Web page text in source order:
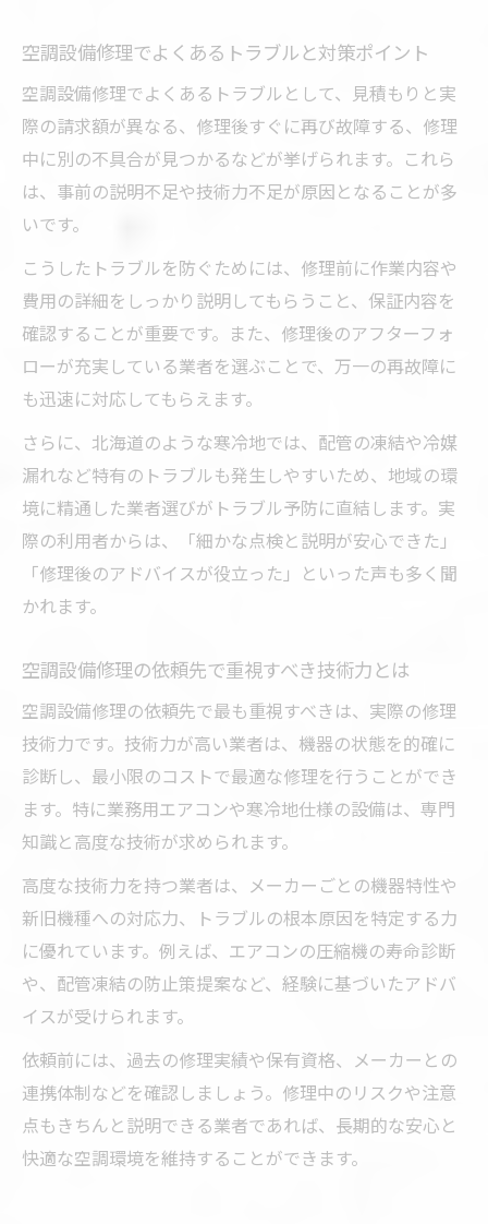
空調設備修理でよくあるトラブルと対策ポイント
空調設備修理でよくあるトラブルとして、見積もりと実
際の請求額が異なる、修理後すぐに再び故障する、修理
中に別の不具合が見つかるなどが挙げられます。これら
は、事前の説明不足や技術力不足が原因となることが多
いです。
こうしたトラブルを防ぐためには、修理前に作業内容や
費用の詳細をしっかり説明してもらうこと、保証内容を
確認することが重要です。また、修理後のアフターフォ
ローが充実している業者を選ぶことで、万一の再故障に
も迅速に対応してもらえます。
さらに、北海道のような寒冷地では、配管の凍結や冷媒
漏れなど特有のトラブルも発生しやすいため、地域の環
境に精通した業者選びがトラブル予防に直結します。実
際の利用者からは、「細かな点検と説明が安心できた」
「修理後のアドバイスが役立った」といった声も多く聞
かれます。
空調設備修理の依頼先で重視すべき技術力とは
空調設備修理の依頼先で最も重視すべきは、実際の修理
技術力です。技術力が高い業者は、機器の状態を的確に
診断し、最小限のコストで最適な修理を行うことができ
ます。特に業務用エアコンや寒冷地仕様の設備は、専門
知識と高度な技術が求められます。
高度な技術力を持つ業者は、メーカーごとの機器特性や
新旧機種への対応力、トラブルの根本原因を特定する力
に優れています。例えば、エアコンの圧縮機の寿命診断
や、配管凍結の防止策提案など、経験に基づいたアドバ
イスが受けられます。
依頼前には、過去の修理実績や保有資格、メーカーとの
連携体制などを確認しましょう。修理中のリスクや注意
点もきちんと説明できる業者であれば、長期的な安心と
快適な空調環境を維持することができます。